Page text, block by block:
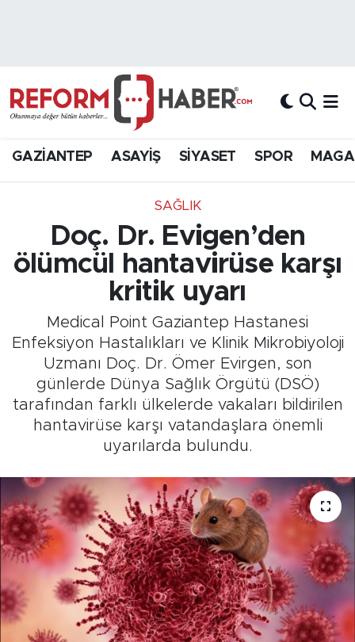
GAZİANTEP ASAYİŞ SİYASET SPOR
SAĞLIK
Doç. Dr. Evigen’den
ölümcül hantavirüse karşı
kritik uyarı
Medical Point Gaziantep Hastanesi
Enfeksiyon Hastalıkları ve Klinik Mikrobiyoloji
Uzmanı Doç. Dr. Ömer Evirgen, son
günlerde Dünya Sağlık Örgütü (DSÖ)
tarafından farklı ülkelerde vakaları bildirilen
hantavirüse karşı vatandaşlara önemli
uyarılarda bulundu.
Hava Durumu
Süper Lig Puan Durumu ve Fikstür
Son Dakika Haberleri
Haber Arşivi